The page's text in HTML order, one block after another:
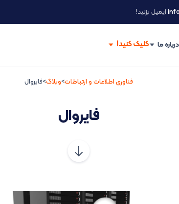
ایمیل بزنید!
درباره ما
فناوری اطلاعات و ارتباطات>وبلاگ>فایروال
فایروال